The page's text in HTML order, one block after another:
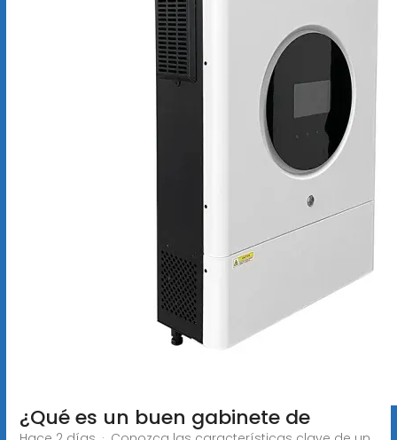
¿Qué es un buen gabinete de